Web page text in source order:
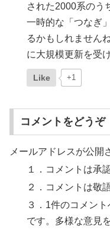
された2000系のう
一時的な「つなぎ
るかもしれません
に大規模更新を受
Like +1
コメントをどうぞ
メールアドレスが公開
１．コメントは承
２．コメントは敬
３．1件のコメン
です。多様な意見